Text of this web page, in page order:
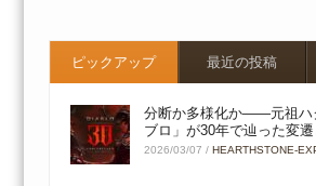
ピックアップ 最近の投稿
分断か多様化か――元祖ハ
ブロ」が30年で辿った変
2026/03/07 /HEARTHSTONE-